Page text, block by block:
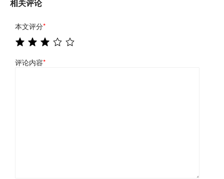
相关评论
本文评分*
评论内容*